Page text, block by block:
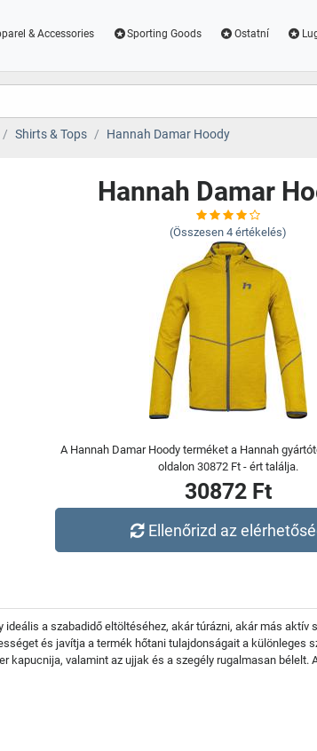
& Accessories Sporting Goods Ostatní
Shirts & Tops Hannah Damar Hoody
Hannah Damar
(Összesen 4 értékelés)
A Hannah Damar Hoody terméket a Hannah
oldalon 30872 Ft - ért találja.
30872 Ft
Ellenőrizd az
a szabadidő eltöltéséhez, akár túrázni, akár más
és javítja a termék hőtani tulajdonságait a különleges
kapucnija, valamint az ujjak és a szegély rugalmasan bélelt.